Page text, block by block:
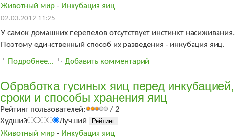
Животный мир - Инкубация яиц
02.03.2012 11:25
У самок домашних перепелов отсутствует инстинкт насиживания.
Поэтому единственный способ их разведения - инкубация яиц.
Подробнее...
Добавить комментарий
Обработка гусиных яиц перед инкубацией,
сроки и способы хранения яиц
Рейтинг пользователей:
/ 2
Худший
Лучший
Животный мир - Инкубация яиц